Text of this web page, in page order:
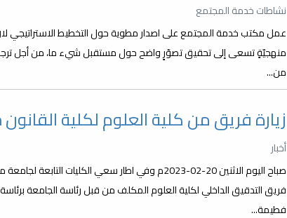
نشاطات خدمة المجتمع
عمل مكتب خدمة المجتمع على اصدار مطوية حول التخطيط الاستراتيجي
منهجيّةٍ تسعى إلى تحقيق تصوّرٍ واضح حول مستقبل شيء ما، من أجل
من...
زيارة فريق من كلية العلوم لكلية
أخبار
صباح اليوم الاثنين 20-02-2023م وفي اطار سعي
فريق التدقيق الداخلي لكلية العلوم المكلف من قبل رئاسة الجامعة
فطيمة...